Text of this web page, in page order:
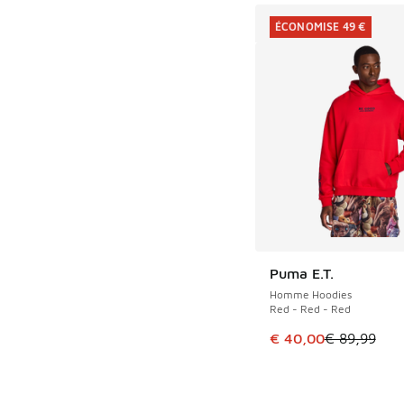
Puma E.T.
Homme Hoodies
Red - Red - Red
Cet article est en
€ 40,00€ 89,99
ÉCONOMISE 49 €
ÉCONOMISE 49 €